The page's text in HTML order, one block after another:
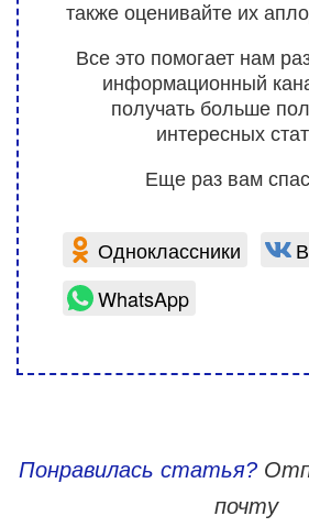
также оценивайте их
Все это помогает нам
информационный
получать больше
интересных
Еще раз вам
Одноклассники
WhatsApp
Понравилась статья?
почту